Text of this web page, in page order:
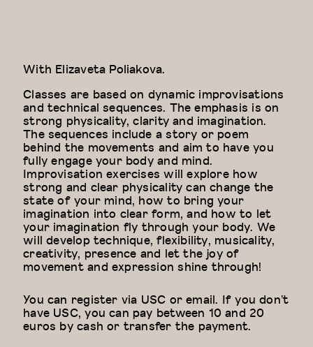
With Elizaveta Poliakova.
Classes are based on dynamic improvisations
and technical sequences. The emphasis is on
strong physicality, clarity and imagination.
The sequences include a story or poem
behind the movements and aim to have you
fully engage your body and mind.
Improvisation exercises will explore how
strong and clear physicality can change the
state of your mind, how to bring your
imagination into clear form, and how to let
your imagination fly through your body. We
will develop technique, flexibility, musicality,
creativity, presence and let the joy of
movement and expression shine through!
You can register via USC or email. If you don’t
have USC, you can pay between 10 and 20
euros by cash or transfer the payment.